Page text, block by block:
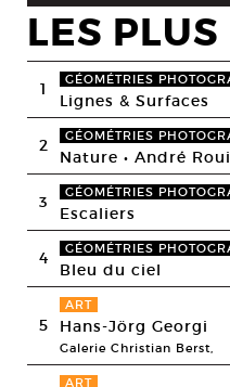
LES
1 GÉOMÉTRIES
Lignes & Surfaces
2 GÉOMÉTRIES
Nature • André
3 GÉOMÉTRIES
Escaliers
4 GÉOMÉTRIES
Bleu du ciel
5
ART
Hans-Jörg Georgi
Galerie Christian Berst,
ART